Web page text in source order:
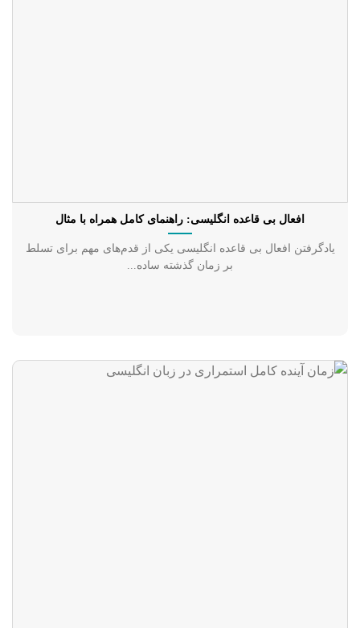
افعال بی قاعده انگلیسی: راهنمای کامل همراه با مثال
یادگرفتن افعال بی قاعده انگلیسی یکی از قدم‌های مهم برای تسلط
بر زمان گذشته ساده...